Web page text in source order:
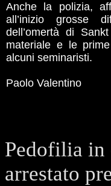
Anche la polizia,
all’inizio grosse
dell’omertà di
materiale e le
alcuni seminaristi.
Paolo Valentino
Pedofilia in
arrestato